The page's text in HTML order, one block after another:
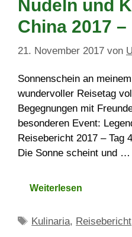
Nudeln und
China 2017
21. November 2017 von
Sonnenschein an
wundervoller Reisetag
Begegnungen mit
besonderen Event:
Reisebericht 2017 – Tag
Die Sonne scheint und …
Weiterlesen
Schlagwörter
Kulinaria, Reisebericht